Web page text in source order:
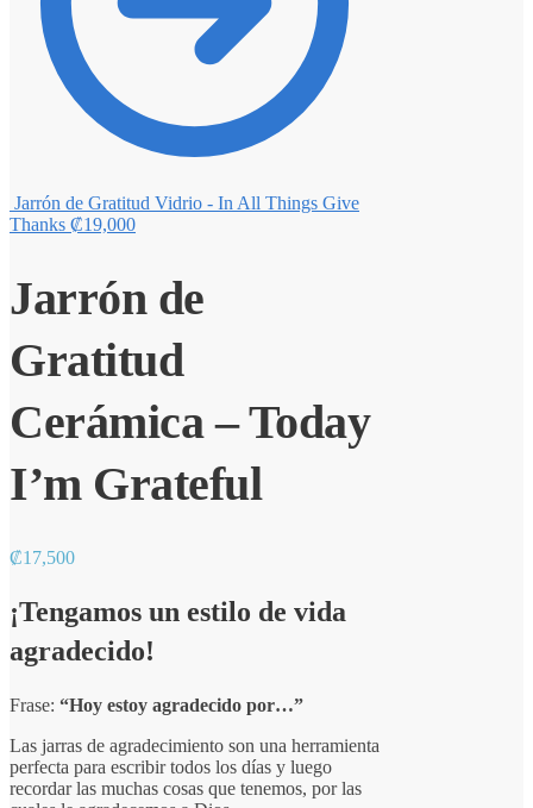
Jarrón de Gratitud Vidrio - In All Things Give
Thanks ₡19,000
Jarrón de
Gratitud
Cerámica – Today
I’m Grateful
₡17,500
¡Tengamos un estilo de vida
agradecido!
Frase: “Hoy estoy agradecido por…”
Las jarras de agradecimiento son una herramienta
perfecta para escribir todos los días y luego
recordar las muchas cosas que tenemos, por las